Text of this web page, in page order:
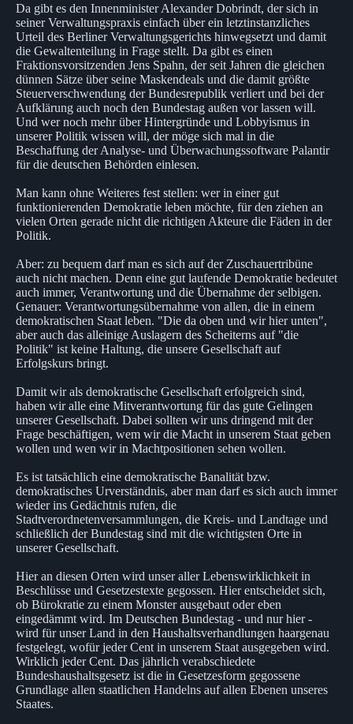
Da gibt es den Innenminister Alexander Dobrindt, der sich in
seiner Verwaltungspraxis einfach über ein letztinstanzliches
Urteil des Berliner Verwaltungsgerichts hinwegsetzt und damit
die Gewaltenteilung in Frage stellt. Da gibt es einen
Fraktionsvorsitzenden Jens Spahn, der seit Jahren die gleichen
dünnen Sätze über seine Maskendeals und die damit größte
Steuerverschwendung der Bundesrepublik verliert und bei der
Aufklärung auch noch den Bundestag außen vor lassen will.
Und wer noch mehr über Hintergründe und Lobbyismus in
unserer Politik wissen will, der möge sich mal in die
Beschaffung der Analyse- und Überwachungssoftware Palantir
für die deutschen Behörden einlesen.
Man kann ohne Weiteres fest stellen: wer in einer gut
funktionierenden Demokratie leben möchte, für den ziehen an
vielen Orten gerade nicht die richtigen Akteure die Fäden in der
Politik.
Aber: zu bequem darf man es sich auf der Zuschauertribüne
auch nicht machen. Denn eine gut laufende Demokratie bedeutet
auch immer, Verantwortung und die Übernahme der selbigen.
Genauer: Verantwortungsübernahme von allen, die in einem
demokratischen Staat leben. "Die da oben und wir hier unten",
aber auch das alleinige Auslagern des Scheiterns auf "die
Politik" ist keine Haltung, die unsere Gesellschaft auf
Erfolgskurs bringt.
Damit wir als demokratische Gesellschaft erfolgreich sind,
haben wir alle eine Mitverantwortung für das gute Gelingen
unserer Gesellschaft. Dabei sollten wir uns dringend mit der
Frage beschäftigen, wem wir die Macht in unserem Staat geben
wollen und wen wir in Machtpositionen sehen wollen.
Es ist tatsächlich eine demokratische Banalität bzw.
demokratisches Urverständnis, aber man darf es sich auch immer
wieder ins Gedächtnis rufen, die
Stadtverordnetenversammlungen, die Kreis- und Landtage und
schließlich der Bundestag sind mit die wichtigsten Orte in
unserer Gesellschaft.
Hier an diesen Orten wird unser aller Lebenswirklichkeit in
Beschlüsse und Gesetzestexte gegossen. Hier entscheidet sich,
ob Bürokratie zu einem Monster ausgebaut oder eben
eingedämmt wird. Im Deutschen Bundestag - und nur hier -
wird für unser Land in den Haushaltsverhandlungen haargenau
festgelegt, wofür jeder Cent in unserem Staat ausgegeben wird.
Wirklich jeder Cent. Das jährlich verabschiedete
Bundeshaushaltsgesetz ist die in Gesetzesform gegossene
Grundlage allen staatlichen Handelns auf allen Ebenen unseres
Staates.